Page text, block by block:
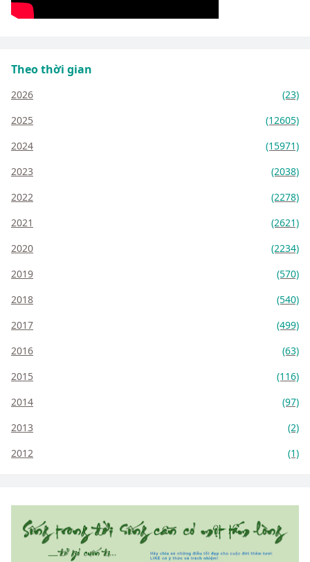
Theo thời gian
2026
(23)
2025
(12605)
2024
(15971)
2023
(2038)
2022
(2278)
2021
(2621)
2020
(2234)
2019
(570)
2018
(540)
2017
(499)
2016
(63)
2015
(116)
2014
(97)
2013
(2)
2012
(1)